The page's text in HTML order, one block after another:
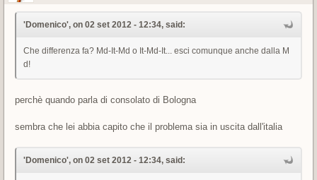
'Domenico', on 02 set 2012 - 12:34, said:
Che differenza fa? Md-It-Md o It-Md-It... esci comunque anche dalla M
d!
perchè quando parla di consolato di Bologna
sembra che lei abbia capito che il problema sia in uscita dall'italia
'Domenico', on 02 set 2012 - 12:34, said: